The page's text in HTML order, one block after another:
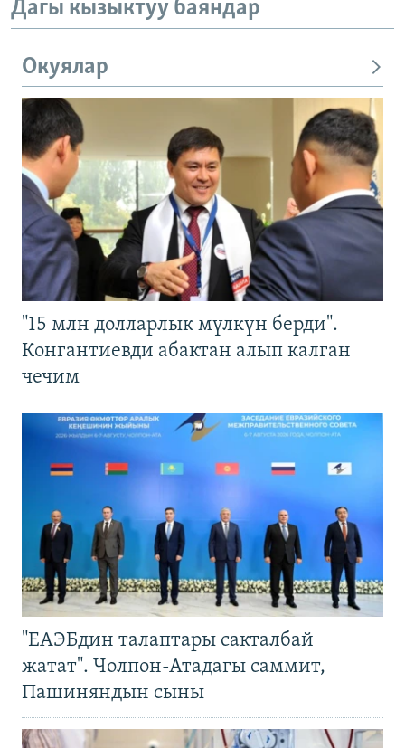
Дагы кызыктуу баяндар
Окуялар
"15 млн долларлык мүлкүн берди".
Конгантиевди абактан алып калган
чечим
"ЕАЭБдин талаптары сакталбай
жатат". Чолпон-Атадагы саммит,
Пашиняндын сыны